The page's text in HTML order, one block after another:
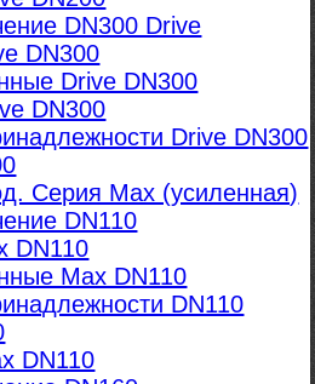
DN300 Drive
DN300
Drive DN300
DN300
Drive DN300
Серия Max (усиленная)
DN110
DN110
Max DN110
DN110
DN110